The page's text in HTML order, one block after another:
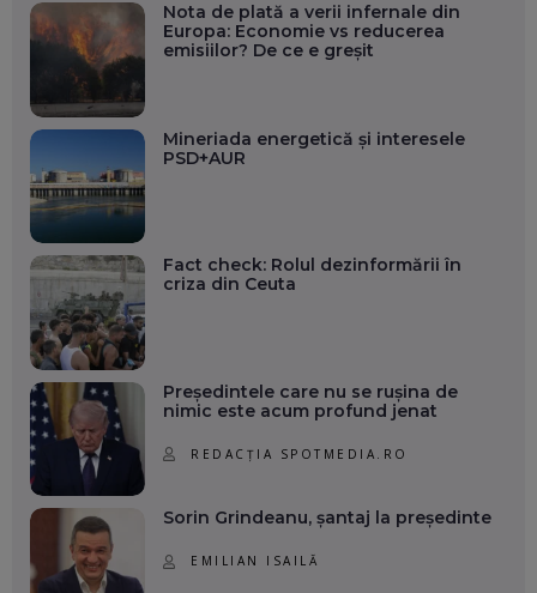
Nota de plată a verii infernale din
Europa: Economie vs reducerea
emisiilor? De ce e greșit
Mineriada energetică și interesele
PSD+AUR
Fact check: Rolul dezinformării în
criza din Ceuta
Președintele care nu se rușina de
nimic este acum profund jenat
REDACȚIA SPOTMEDIA.RO
Sorin Grindeanu, șantaj la președinte
EMILIAN ISAILĂ